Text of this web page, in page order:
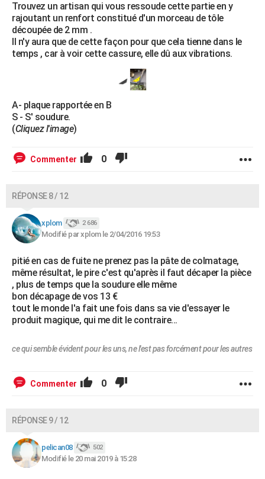
Trouvez un artisan qui vous ressoude cette partie en y
rajoutant un renfort constitué d'un morceau de tôle
découpée de 2 mm .
Il n'y aura que de cette façon pour que cela tienne dans le
temps , car à voir cette cassure, elle dû aux vibrations.
A- plaque rapportée en B
S - S' soudure.
(Cliquez l'image)
Commenter 0
RÉPONSE 8 / 12
xplom 2 686
Modifié par xplom le 2/04/2016 19:53
pitié en cas de fuite ne prenez pas la pâte de colmatage,
même résultat, le pire c'est qu'après il faut décaper la pièce
, plus de temps que la soudure elle même
bon décapage de vos 13 €
tout le monde l'a fait une fois dans sa vie d'essayer le
produit magique, qui me dit le contraire...
ce qui semble évident pour les uns, ne l'est pas forcément pour les autres
Commenter 0
RÉPONSE 9 / 12
pelican08 502
Modifié le 20 mai 2019 à 15:28